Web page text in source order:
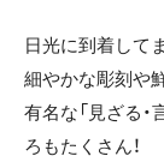
日光に到着して
細やかな彫刻や
有名な「見ざる・
ろもたくさん！